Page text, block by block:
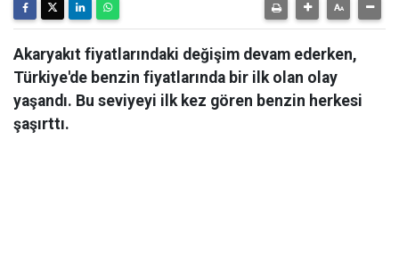
Akaryakıt fiyatlarındaki değişim devam ederken,
Türkiye'de benzin fiyatlarında bir ilk olan olay
yaşandı. Bu seviyeyi ilk kez gören benzin herkesi
şaşırttı.